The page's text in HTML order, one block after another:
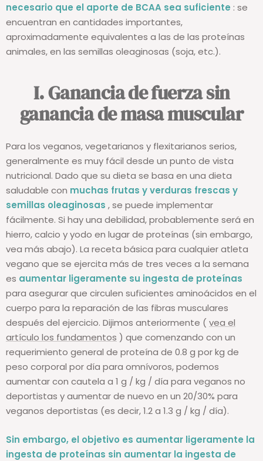
necesario que el aporte de BCAA sea suficiente : se
encuentran en cantidades importantes,
aproximadamente equivalentes a las de las proteínas
animales, en las semillas oleaginosas (soja, etc.).
I. Ganancia de fuerza sin
ganancia de masa muscular
Para los veganos, vegetarianos y flexitarianos serios,
generalmente es muy fácil desde un punto de vista
nutricional. Dado que su dieta se basa en una dieta
saludable con muchas frutas y verduras frescas y
semillas oleaginosas , se puede implementar
fácilmente. Si hay una debilidad, probablemente será en
hierro, calcio y yodo en lugar de proteínas (sin embargo,
vea más abajo). La receta básica para cualquier atleta
vegano que se ejercita más de tres veces a la semana
es aumentar ligeramente su ingesta de proteínas
para asegurar que circulen suficientes aminoácidos en el
cuerpo para la reparación de las fibras musculares
después del ejercicio. Dijimos anteriormente (vea el
artículo los fundamentos ) que comenzando con un
requerimiento general de proteína de 0.8 g por kg de
peso corporal por día para omnívoros, podemos
aumentar con cautela a 1 g / kg / día para veganos no
deportistas y aumentar de nuevo en un 20/30% para
veganos deportistas (es decir, 1.2 a 1.3 g / kg / día).
Sin embargo, el objetivo es aumentar ligeramente la
ingesta de proteínas sin aumentar la ingesta de